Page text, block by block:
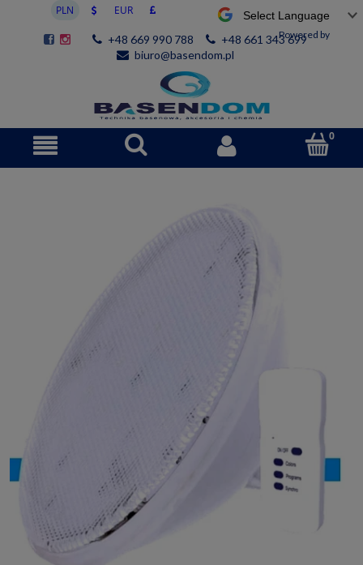
Powered by
+48 669 990 788
+48 661 343 699
biuro@basendom.pl